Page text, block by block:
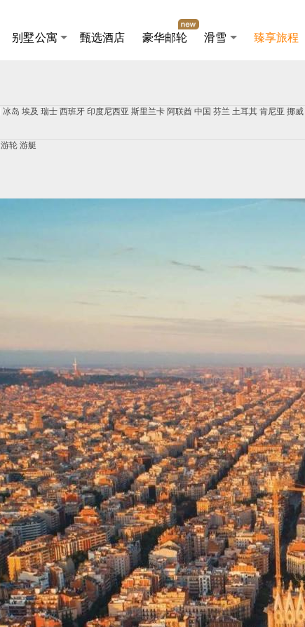
别墅公寓 甄选酒店 豪华邮轮 滑雪 臻享旅程
冰岛 埃及 瑞士 西班牙 印度尼西亚 斯里兰卡 阿联酋 中国 芬兰 土耳其 肯尼亚 挪威
游轮 游艇